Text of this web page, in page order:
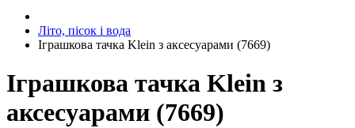
Літо, пісок і вода
Іграшкова тачка Klein з аксесуарами (7669)
Іграшкова тачка Klein з
аксесуарами (7669)